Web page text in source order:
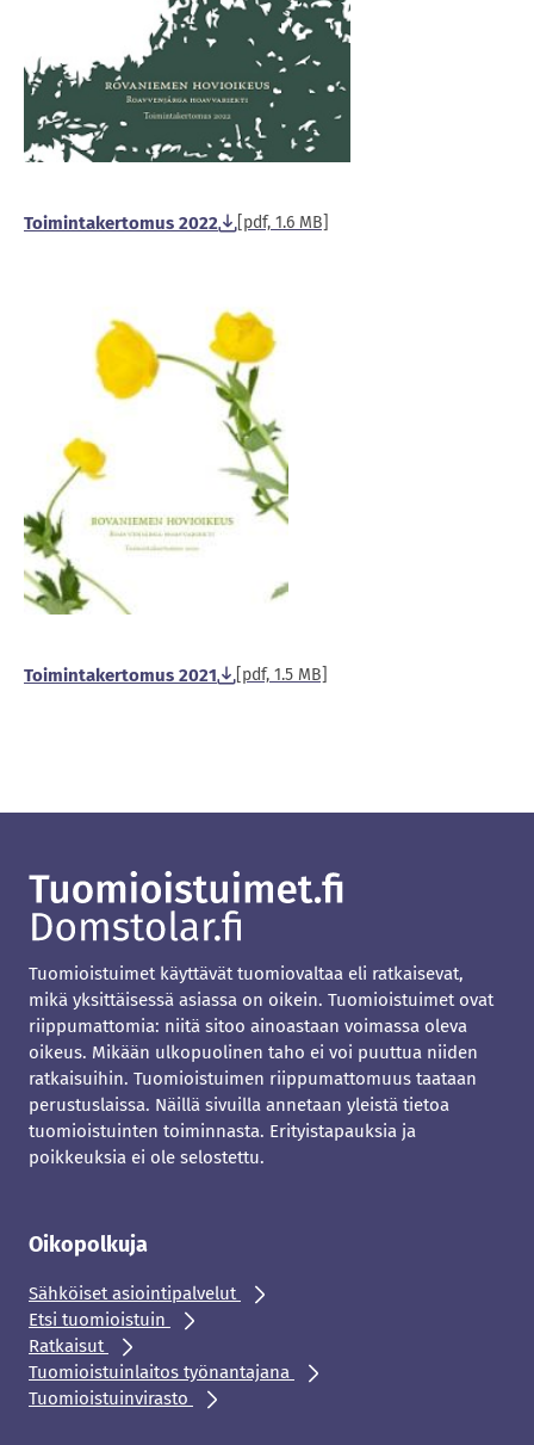
Toimintakertomus 2022 [pdf, 1.6 MB]
Toimintakertomus 2021 [pdf, 1.5 MB]
Tuomioistuimet käyttävät tuomiovaltaa eli ratkaisevat,
mikä yksittäisessä asiassa on oikein. Tuomioistuimet ovat
riippumattomia: niitä sitoo ainoastaan voimassa oleva
oikeus. Mikään ulkopuolinen taho ei voi puuttua niiden
ratkaisuihin. Tuomioistuimen riippumattomuus taataan
perustuslaissa. Näillä sivuilla annetaan yleistä tietoa
tuomioistuinten toiminnasta. Erityistapauksia ja
poikkeuksia ei ole selostettu.
Oikopolkuja
Sähköiset asiointipalvelut
Etsi tuomioistuin
Ratkaisut
Tuomioistuinlaitos työnantajana
Tuomioistuinvirasto